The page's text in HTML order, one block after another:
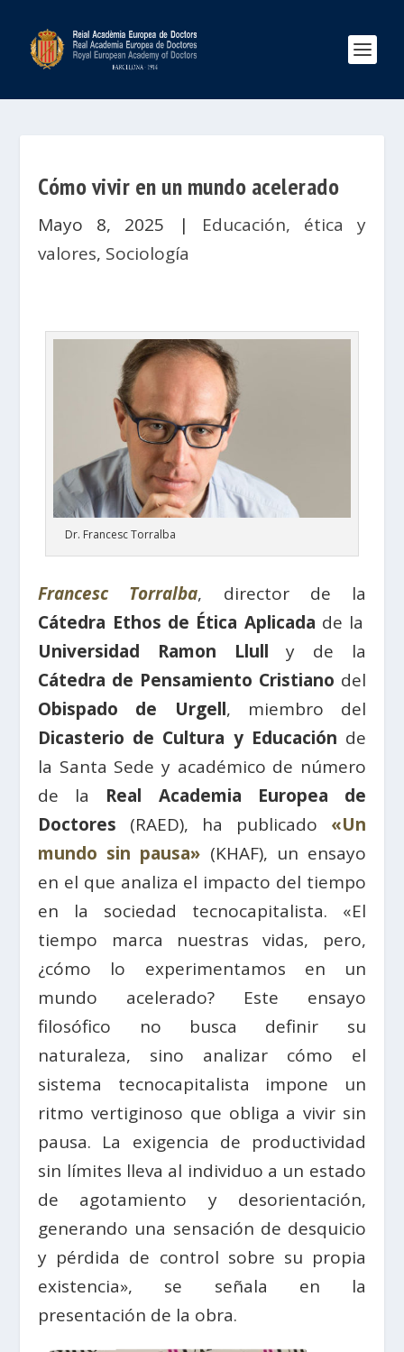
Cómo vivir en un mundo acelerado
Mayo 8, 2025 | Educación, ética y
valores, Sociología
Dr. Francesc Torralba
Francesc Torralba, director de la
Cátedra Ethos de Ética Aplicada de la
Universidad Ramon Llull y de la
Cátedra de Pensamiento Cristiano del
Obispado de Urgell, miembro del
Dicasterio de Cultura y Educación de
la Santa Sede y académico de número
de la Real Academia Europea de
Doctores (RAED), ha publicado «Un
mundo sin pausa» (KHAF), un ensayo
en el que analiza el impacto del tiempo
en la sociedad tecnocapitalista. «El
tiempo marca nuestras vidas, pero,
¿cómo lo experimentamos en un
mundo acelerado? Este ensayo
filosófico no busca definir su
naturaleza, sino analizar cómo el
sistema tecnocapitalista impone un
ritmo vertiginoso que obliga a vivir sin
pausa. La exigencia de productividad
sin límites lleva al individuo a un estado
de agotamiento y desorientación,
generando una sensación de desquicio
y pérdida de control sobre su propia
existencia», se señala en la
presentación de la obra.